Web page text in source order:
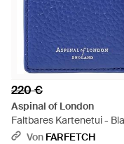
220 €
Aspinal of London
Faltbares Kartenetui -
Von FARFETCH